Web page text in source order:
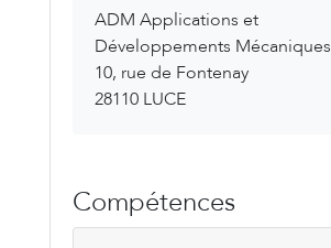
ADM Applications et
Développements Mécaniques
10, rue de Fontenay
28110 LUCE
Compétences